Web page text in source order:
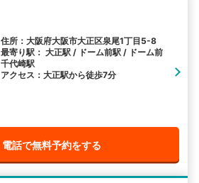
住所：大阪府大阪市大正区泉尾1丁目5-8
最寄り駅： 大正駅 / ドーム前駅 / ドーム前
千代崎駅
アクセス：大正駅から徒歩7分
電話で無料予約をする